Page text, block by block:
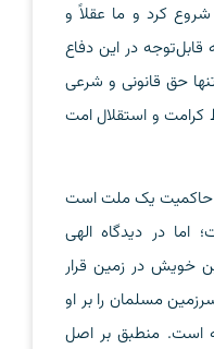
کرد و ما عقلاً و
در این دفاع
حق قانونی و شرعی
کرامت و استقلال امت
حاکمیت یک ملت است
اما در دیدگاه الهی
خویش در زمین قرار
مسلمان را بر او
است. منطبق بر اصل